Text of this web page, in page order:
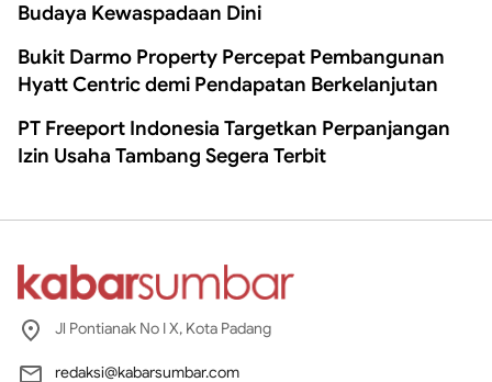
Budaya Kewaspadaan Dini
Bukit Darmo Property Percepat Pembangunan
Hyatt Centric demi Pendapatan Berkelanjutan
PT Freeport Indonesia Targetkan Perpanjangan
Izin Usaha Tambang Segera Terbit
Jl Pontianak No I X, Kota Padang
redaksi@kabarsumbar.com